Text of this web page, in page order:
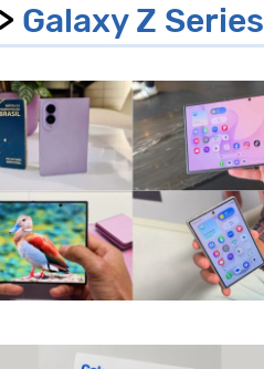
Galaxy Z Series